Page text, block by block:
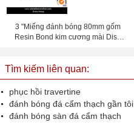
3 "Miếng đánh bóng 80mm gốm
Resin Bond kim cương mài Disc
Tìm kiếm liên quan:
phục hồi travertine
đánh bóng đá cẩm thạch gần tôi
đánh bóng sàn đá cẩm thạch